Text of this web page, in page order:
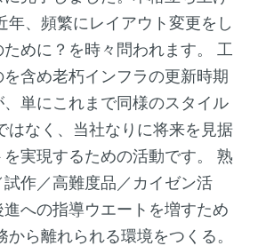
年、頻繁にレイアウト変更をし
めに？を時々問われます。
工
含め老朽インフラの更新時期
単にこれまで同様のスタイル
はなく、当社なりに将来を見据
実現するための活動です。
熟
作／高難度品／カイゼン活
への指導ウエートを増すため
から離れられる環境をつくる。